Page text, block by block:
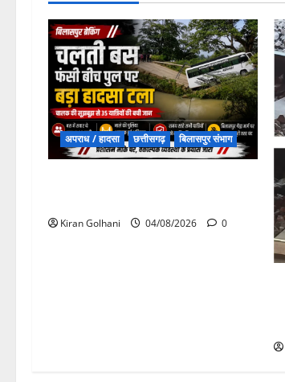
अपराध / हादसा छत्तीसगढ़ बिलासपुर संभाग
Kiran Golhani 04/08/2026
0